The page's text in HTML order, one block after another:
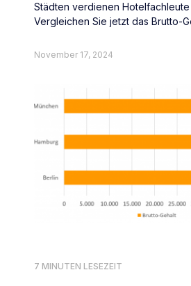
Städten verdienen Hotelfachleute
Vergleichen Sie jetzt das Brutto-
November 17, 2024
7 MINUTEN LESEZEIT